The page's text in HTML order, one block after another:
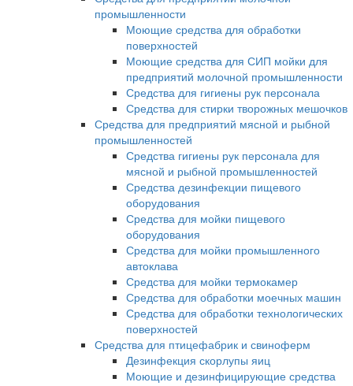
промышленности
Моющие средства для обработки
поверхностей
Моющие средства для СИП мойки для
предприятий молочной промышленности
Средства для гигиены рук персонала
Средства для стирки творожных мешочков
Средства для предприятий мясной и рыбной
промышленностей
Средства гигиены рук персонала для
мясной и рыбной промышленностей
Средства дезинфекции пищевого
оборудования
Средства для мойки пищевого
оборудования
Средства для мойки промышленного
автоклава
Средства для мойки термокамер
Средства для обработки моечных машин
Средства для обработки технологических
поверхностей
Средства для птицефабрик и свиноферм
Дезинфекция скорлупы яиц
Моющие и дезинфицирующие средства